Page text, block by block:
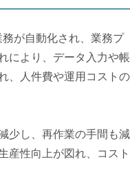
が自動化され、業務プ
により、データ入力や帳
、人件費や運用コストの
少し、再作業の手間も減
産性向上が図れ、コスト